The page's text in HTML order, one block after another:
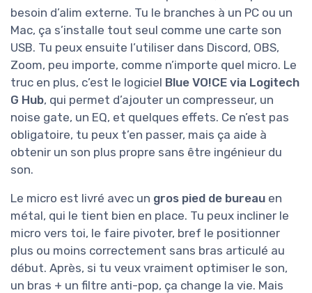
besoin d’alim externe. Tu le branches à un PC ou un
Mac, ça s’installe tout seul comme une carte son
USB. Tu peux ensuite l’utiliser dans Discord, OBS,
Zoom, peu importe, comme n’importe quel micro. Le
truc en plus, c’est le logiciel Blue VO!CE via Logitech
G Hub, qui permet d’ajouter un compresseur, un
noise gate, un EQ, et quelques effets. Ce n’est pas
obligatoire, tu peux t’en passer, mais ça aide à
obtenir un son plus propre sans être ingénieur du
son.
Le micro est livré avec un gros pied de bureau en
métal, qui le tient bien en place. Tu peux incliner le
micro vers toi, le faire pivoter, bref le positionner
plus ou moins correctement sans bras articulé au
début. Après, si tu veux vraiment optimiser le son,
un bras + un filtre anti-pop, ça change la vie. Mais